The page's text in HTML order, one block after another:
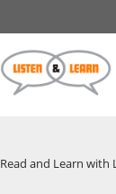
Read and Learn with